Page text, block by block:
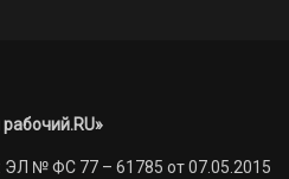
№ ФС 77 – 61785 от 07.05.2015